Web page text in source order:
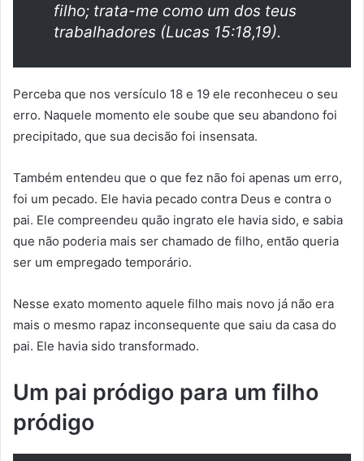
filho; trata-me como um dos teus
trabalhadores (Lucas 15:18,19).
Perceba que nos versículo 18 e 19 ele reconheceu o seu
erro. Naquele momento ele soube que seu abandono foi
precipitado, que sua decisão foi insensata.
Também entendeu que o que fez não foi apenas um erro,
foi um pecado. Ele havia pecado contra Deus e contra o
pai. Ele compreendeu quão ingrato ele havia sido, e sabia
que não poderia mais ser chamado de filho, então queria
ser um empregado temporário.
Nesse exato momento aquele filho mais novo já não era
mais o mesmo rapaz inconsequente que saiu da casa do
pai. Ele havia sido transformado.
Um pai pródigo para um filho
pródigo